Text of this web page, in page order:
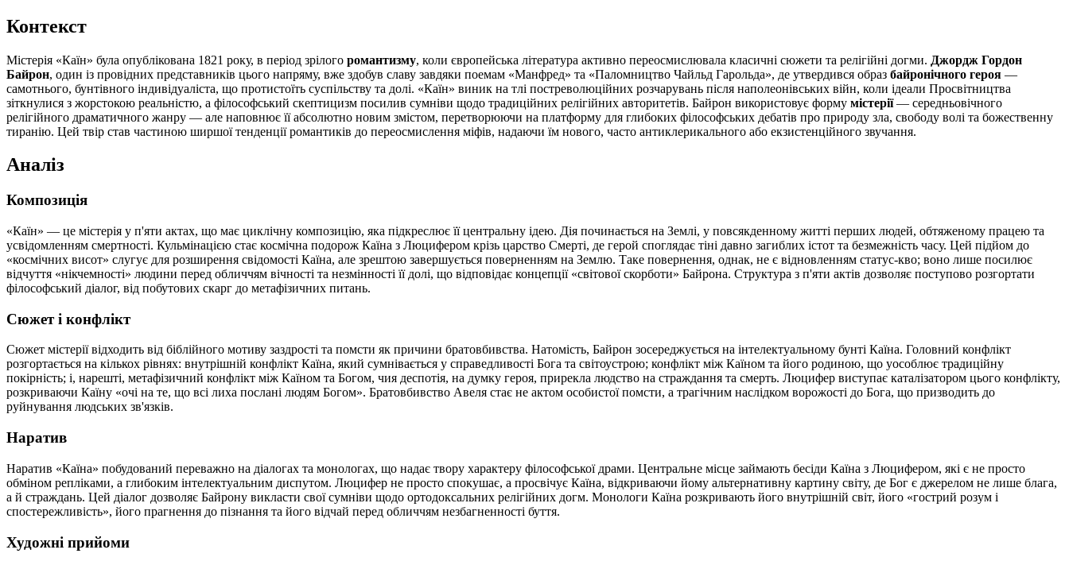
Контекст
Містерія «Каїн» була опублікована 1821 року, в період зрілого романтизму, коли європейська література активно переосмислювала класичні сюжети та релігійні догми. Джордж Гордон
Байрон, один із провідних представників цього напряму, вже здобув славу завдяки поемам «Манфред» та «Паломництво Чайльд Гарольда», де утвердився образ байронічного героя —
самотнього, бунтівного індивідуаліста, що протистоїть суспільству та долі. «Каїн» виник на тлі постреволюційних розчарувань після наполеонівських війн, коли ідеали Просвітництва
зіткнулися з жорстокою реальністю, а філософський скептицизм посилив сумніви щодо традиційних релігійних авторитетів. Байрон використовує форму містерії— середньовічного
релігійного драматичного жанру — але наповнює її абсолютно новим змістом, перетворюючи на платформу для глибоких філософських дебатів про природу зла, свободу волі та божественну
тиранію. Цей твір став частиною ширшої тенденції романтиків до переосмислення міфів, надаючи їм нового, часто антиклерикального або екзистенційного звучання.
Аналіз
Композиція
«Каїн» — це містерія у п'яти актах, що має циклічну композицію, яка підкреслює її центральну ідею. Дія починається на Землі, у повсякденному житті перших людей, обтяженому працею та
усвідомленням смертності. Кульмінацією стає космічна подорож Каїна з Люцифером крізь царство Смерті, де герой споглядає тіні давно загиблих істот та безмежність часу. Цей підйом до
«космічних висот» слугує для розширення свідомості Каїна, але зрештою завершується поверненням на Землю. Таке повернення, однак, не є відновленням статус-кво; воно лише посилює
відчуття «нікчемності» людини перед обличчям вічності та незмінності її долі, що відповідає концепції «світової скорботи» Байрона. Структура з п'яти актів дозволяє поступово розгортати
філософський діалог, від побутових скарг до метафізичних питань.
Сюжет і конфлікт
Сюжет містерії відходить від біблійного мотиву заздрості та помсти як причини братовбивства. Натомість, Байрон зосереджується на інтелектуальному бунті Каїна. Головний конфлікт
розгортається на кількох рівнях: внутрішній конфлікт Каїна, який сумнівається у справедливості Бога та світоустрою; конфлікт між Каїном та його родиною, що уособлює традиційну
покірність; і, нарешті, метафізичний конфлікт між Каїном та Богом, чия деспотія, на думку героя, прирекла людство на страждання та смерть. Люцифер виступає каталізатором цього конфлікту,
розкриваючи Каїну «очі на те, що всі лиха послані людям Богом». Братовбивство Авеля стає не актом особистої помсти, а трагічним наслідком ворожості до Бога, що призводить до
руйнування людських зв'язків.
Наратив
Наратив «Каїна» побудований переважно на діалогах та монологах, що надає твору характеру філософської драми. Центральне місце займають бесіди Каїна з Люцифером, які є не просто
обміном репліками, а глибоким інтелектуальним диспутом. Люцифер не просто спокушає, а просвічує Каїна, відкриваючи йому альтернативну картину світу, де Бог є джерелом не лише блага,
а й страждань. Цей діалог дозволяє Байрону викласти свої сумніви щодо ортодоксальних релігійних догм. Монологи Каїна розкривають його внутрішній світ, його «гострий розум і
спостережливість», його прагнення до пізнання та його відчай перед обличчям незбагненності буття.
Художні прийоми